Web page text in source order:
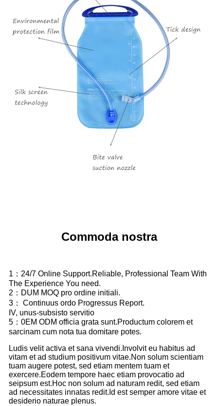
Commoda nostra
1：24/7 Online Support.Reliable, Professional Team With
The Experience You need.
2：DUM MOQ pro ordine initiali.
3： Continuus ordo Progressus Report.
IV, unus-subsisto servitio
5：0EM ODM officia grata sunt.Productum colorem et
sarcinam cum nota tua domitare potes.
Ludis velit activa et sana vivendi.Involvit eu habitus ad
vitam et ad studium positivum vitae.Non solum scientiam
tuam augere potest, sed etiam mentem tuam et
exercere.Eodem tempore haec etiam provocatio ad
seipsum est.Hoc non solum ad naturam redit, sed etiam
ad necessitates innatas redit.Id est semper amore vitae et
desiderio naturae plenus.